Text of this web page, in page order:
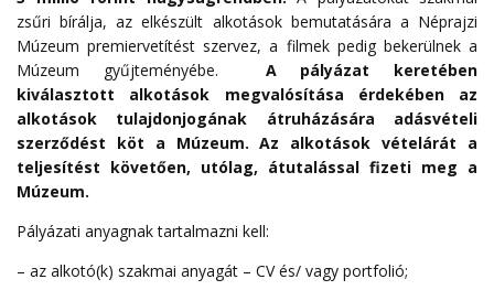
zsűri bírálja, az elkészült alkotások bemutatására a Néprajzi
Múzeum premiervetítést szervez, a filmek pedig bekerülnek a
Múzeum gyűjteményébe. A pályázat keretében
kiválasztott alkotások megvalósítása érdekében az
alkotások tulajdonjogának átruházására adásvételi
szerződést köt a Múzeum. Az alkotások vételárát a
teljesítést követően, utólag, átutalással fizeti meg a
Múzeum.
Pályázati anyagnak tartalmazni kell:
– az alkotó(k) szakmai anyagát – CV és/ vagy portfolió;